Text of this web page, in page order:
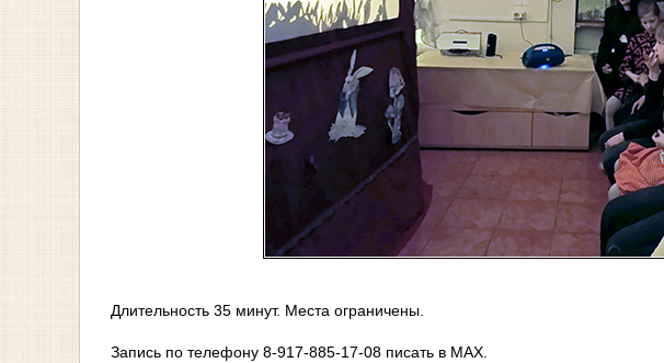
Длительность 35 минут. Места ограничены.
Запись по телефону 8-917-885-17-08 писать в МАХ.